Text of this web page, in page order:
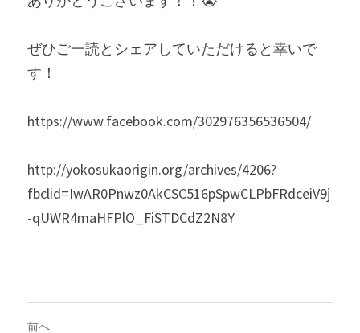
ぜひご一読とシェアしていただけると幸いで
す！
https://www.facebook.com/302976356536504/
http://yokosukaorigin.org/archives/4206?
fbclid=IwAR0Pnwz0AkCSC516pSpwCLPbFRdceiV9j
-qUWR4maHFPlO_FiSTDCdZ2N8Y
前へ